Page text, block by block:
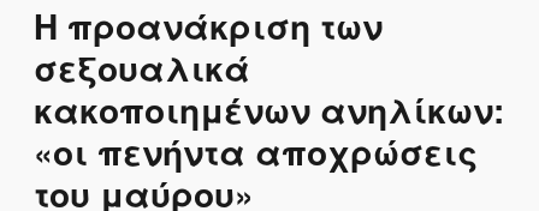
Η προανάκριση των
σεξουαλικά
κακοποιημένων ανηλίκων:
«οι πενήντα αποχρώσεις
του μαύρου»